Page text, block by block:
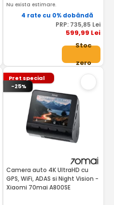
Nu exista estimare.
4 rate cu 0% dobândă
PRP: 735,85 Lei
599,99 Lei
Stoc
zero
Pret special
-25%
Camera auto 4K UltraHD cu
GPS, WiFi, ADAS si Night Vision -
Xiaomi 70mai A800SE